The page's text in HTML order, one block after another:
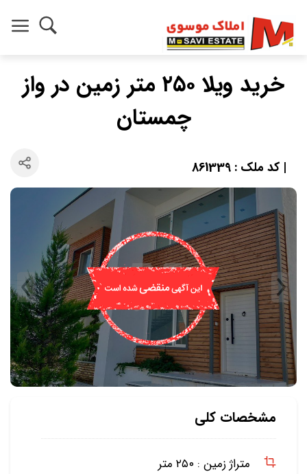
خرید ویلا ۲۵۰ متر زمین در واز
چمستان
| کد ملک : 861339
مشخصات کلی
متراژ زمین : ۲۵۰ متر